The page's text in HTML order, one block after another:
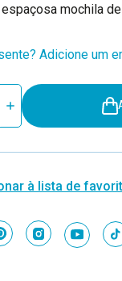
mochila
Adicione um
Aumentar
quantidade
de
Mochila
Papá
Cinza
à lista de